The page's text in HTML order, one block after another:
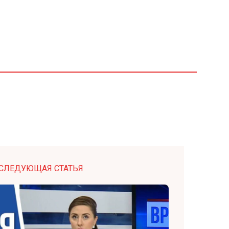
СТАТЬЯ